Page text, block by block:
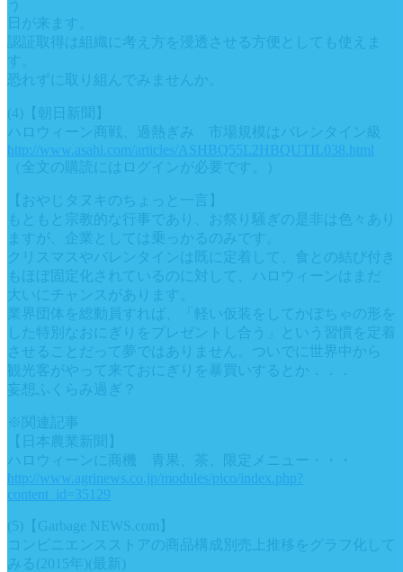
う
日が来ます。
認証取得は組織に考え方を浸透させる方便としても使えま
す。
恐れずに取り組んでみませんか。
(4)【朝日新聞】
ハロウィーン商戦、過熱ぎみ 市場規模はバレンタイン級
http://www.asahi.com/articles/ASHBQ55L2HBQUTIL038.html
（全文の購読にはログインが必要です。）
【おやじタヌキのちょっと一言】
もともと宗教的な行事であり、お祭り騒ぎの是非は色々あり
ますが、企業としては乗っかるのみです。
クリスマスやバレンタインは既に定着して、食との結び付き
もほぼ固定化されているのに対して、ハロウィーンはまだ
大いにチャンスがあります。
業界団体を総動員すれば、「軽い仮装をしてかぼちゃの形を
した特別なおにぎりをプレゼントし合う」という習慣を定着
させることだって夢ではありません。ついでに世界中から
観光客がやって来ておにぎりを暴買いするとか．．．
妄想ふくらみ過ぎ？
※関連記事
【日本農業新聞】
ハロウィーンに商機 青果、茶、限定メニュー・・・
http://www.agrinews.co.jp/modules/pico/index.php?
content_id=35129
(5)【Garbage NEWS.com】
コンビニエンスストアの商品構成別売上推移をグラフ化して
みる(2015年)(最新)